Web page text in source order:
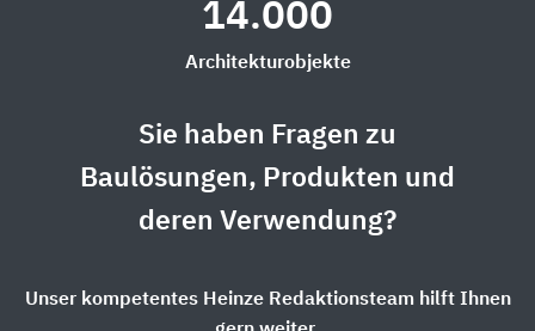
14.000
Architekturobjekte
Sie haben Fragen zu
Baulösungen, Produkten und
deren Verwendung?
Unser kompetentes Heinze Redaktionsteam hilft Ihnen